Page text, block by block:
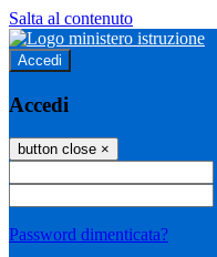
Salta al contenuto
Accedi
Accedi
button close ×
Password dimenticata?